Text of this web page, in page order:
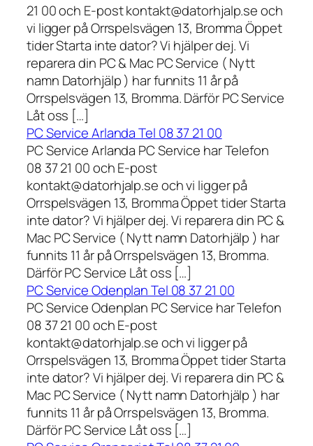
21 00 och E-post kontakt@datorhjalp.se och
vi ligger på Orrspelsvägen 13, Bromma Öppet
tider Starta inte dator? Vi hjälper dej. Vi
reparera din PC & Mac PC Service ( Nytt
namn Datorhjälp ) har funnits 11 år på
Orrspelsvägen 13, Bromma. Därför PC Service
Låt oss […]
PC Service Arlanda Tel 08 37 21 00
PC Service Arlanda PC Service har Telefon
08 37 21 00 och E-post
kontakt@datorhjalp.se och vi ligger på
Orrspelsvägen 13, Bromma Öppet tider Starta
inte dator? Vi hjälper dej. Vi reparera din PC &
Mac PC Service ( Nytt namn Datorhjälp ) har
funnits 11 år på Orrspelsvägen 13, Bromma.
Därför PC Service Låt oss […]
PC Service Odenplan Tel 08 37 21 00
PC Service Odenplan PC Service har Telefon
08 37 21 00 och E-post
kontakt@datorhjalp.se och vi ligger på
Orrspelsvägen 13, Bromma Öppet tider Starta
inte dator? Vi hjälper dej. Vi reparera din PC &
Mac PC Service ( Nytt namn Datorhjälp ) har
funnits 11 år på Orrspelsvägen 13, Bromma.
Därför PC Service Låt oss […]